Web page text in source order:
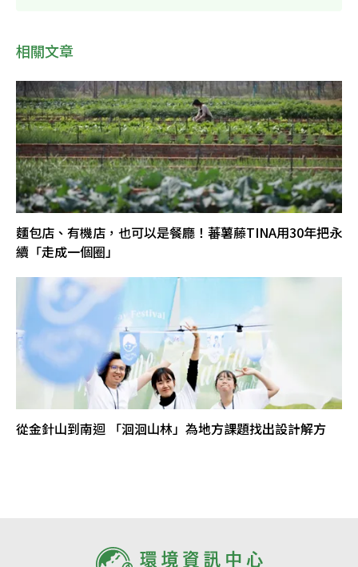
相關文章
麵包店、有機店，也可以是餐廳！蕃薯藤TINA用30年把永
續「走成一個圈」
從金針山到南迴 「洄洄山林」為地方課題找出設計解方